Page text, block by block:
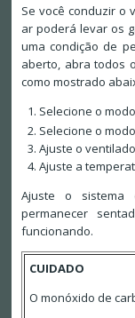
Se você conduzir o
ar poderá levar os
uma condição de
aberto, abra todos
como mostrado
Selecione o
Selecione o modo
Ajuste o
Ajuste a
Ajuste o sistema
permanecer
funcionando.
CUIDADO
O monóxido de